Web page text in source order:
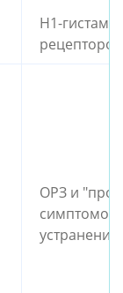
Н1-
ОРЗ и
симптомов
устранения